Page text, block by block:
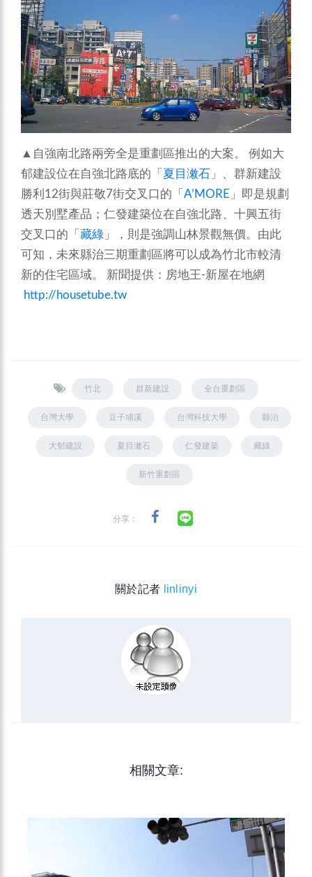
▲自強南北路兩旁全是重劃區推出的大案。 例如大
郁建設位在自強北路底的「 夏目潄石 」、群新建設
勝利12街與莊敬7街交叉口的「 A’MORE 」即是規劃
透天別墅產品；仁發建築位在自強北路、十興五街
交叉口的「 藏綠 」，則是強調山林景觀無價。由此
可知，未來縣治三期重劃區將可以成為竹北市較清
新的住宅區域。 新聞提供：房地王-新屋在地網
http://housetube.tw
竹北 群新建設 全台重劃區
台灣大學 豆子埔溪 台灣科技大學 縣治
大郁建設 夏目潄石 仁發建築 藏綠
新竹重劃區
分享：
關於記者 linlinyi
相關文章: